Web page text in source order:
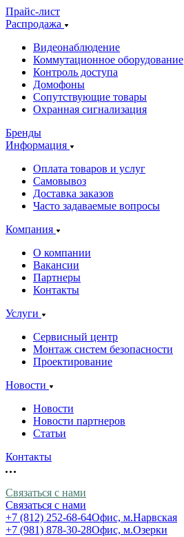
Прайс-лист
Распродажа
Видеонаблюдение
Коммутационное оборудование
Контроль доступа
Домофоны
Сопутствующие товары
Охранная сигнализация
Бренды
Информация
Оплата товаров и услуг
Самовывоз
Доставка заказов
Часто задаваемые вопросы
Компания
О компании
Вакансии
Партнеры
Контакты
Услуги
Сервисный центр
Монтаж систем безопасности
Проектирование
Новости
Новости
Новости партнеров
Статьи
Контакты
Связаться с нами
Связаться с нами
+7 (812) 252-68-64Офис, м.Нарвская
+7 (981) 878-30-28Офис, м.Озерки